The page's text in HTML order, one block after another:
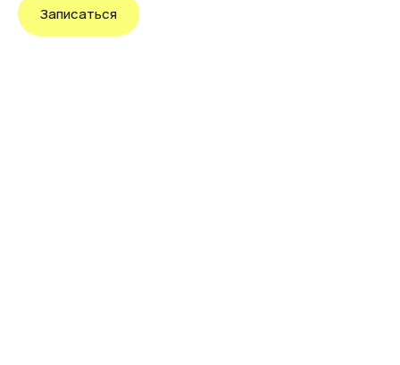
Записаться